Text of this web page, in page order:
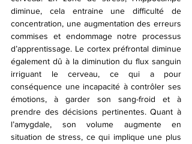
diminue, cela entraine une difficulté de
concentration, une augmentation des erreurs
commises et endommage notre processus
d’apprentissage. Le cortex préfrontal diminue
également dû à la diminution du flux sanguin
irriguant le cerveau, ce qui a pour
conséquence une incapacité à contrôler ses
émotions, à garder son sang-froid et à
prendre des décisions pertinentes. Quant à
l’amygdale, son volume augmente en
situation de stress, ce qui implique une plus